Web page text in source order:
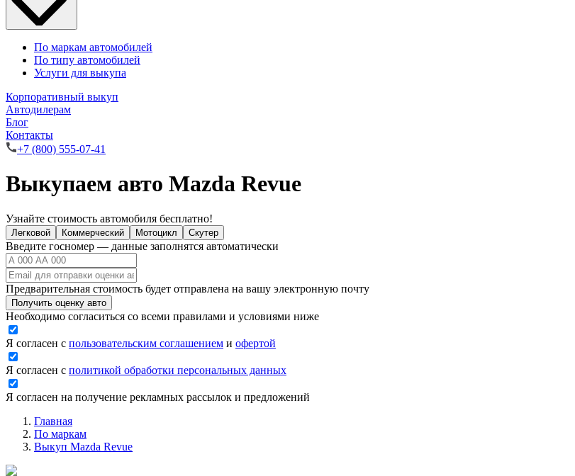
По маркам автомобилей
По типу автомобилей
Услуги для выкупа
Корпоративный выкуп
Автодилерам
Блог
Контакты
+7 (800) 555-07-41
Выкупаем авто Mazda Revue
Узнайте стоимость автомобиля бесплатно!
Легковой Коммерческий Мотоцикл Скутер
Введите госномер — данные заполнятся автоматически
Предварительная стоимость будет отправлена на вашу электронную почту
Получить оценку авто
Необходимо согласиться со всеми правилами и условиями ниже
Я согласен с пользовательским соглашением и офертой
Я согласен с политикой обработки персональных данных
Я согласен на получение рекламных рассылок и предложений
Главная
По маркам
Выкуп Mazda Revue